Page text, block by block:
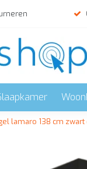
lamaro 138 cm zwart